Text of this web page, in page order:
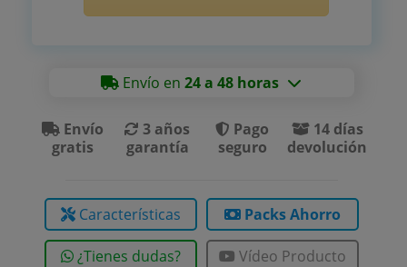
Envío en24 a 48 horas
Envío
gratis
3 años
garantía
Pago
seguro
14 días
devolución
Características Packs Ahorro
¿Tienes dudas? Vídeo Producto